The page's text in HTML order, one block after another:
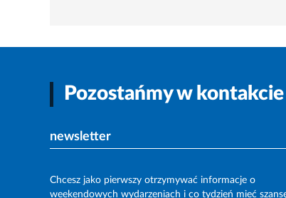
Pozostańmy w kontakcie
newsletter
Chcesz jako pierwszy otrzymywać informacje o
weekendowych wydarzeniach i co tydzień mieć